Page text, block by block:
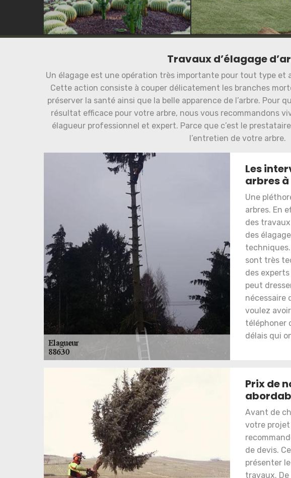
Travaux d’élagage
Un élagage est une opération très importante pour tout type
Cette action consiste à couper délicatement les branches
préserver la santé ainsi que la belle apparence de l’arbre. Pour
résultat efficace pour votre arbre, nous vous recommandons
élagueur professionnel et expert. Parce que c’est le
l’entretien de votre arbre.
Les
arbres à
Une
arbres. En
des
des
sont très
des
peut
nécessaire
voulez
téléphoner
délais qui
Prix de
Avant de
votre projet
de devis.
présenter
travaux.